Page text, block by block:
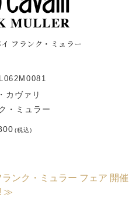
フランク・ミュラー
カヴァリ
・ミュラー
(税込)
ンク・ミュラー フェア 開催
≫